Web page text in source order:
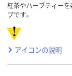
紅茶やハーブティー
プです。
アイコンの説明